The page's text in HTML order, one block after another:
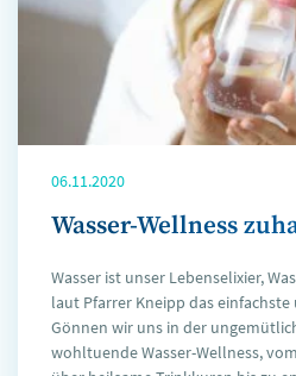
06.11.2020
Wasser-Wellness
Wasser ist unser Lebenselixier,
laut Pfarrer Kneipp das
Gönnen wir uns in der
wohltuende Wasser-Wellness,